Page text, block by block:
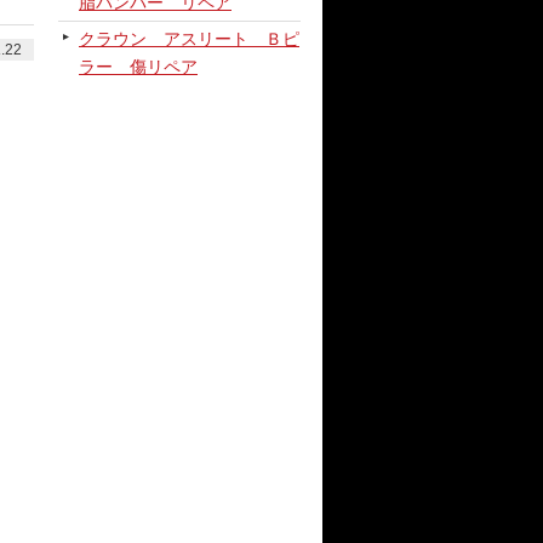
クラウン アスリート Ｂピ
ラー 傷リペア